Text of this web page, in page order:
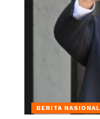
BERITA NASIONAL